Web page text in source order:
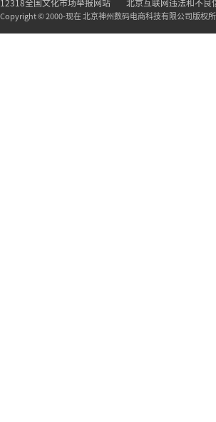
12318全国文化市场举报网站 北京互联网违法和不良
Copyright © 2000-现在 北京神州数码电商科技有限公司版权